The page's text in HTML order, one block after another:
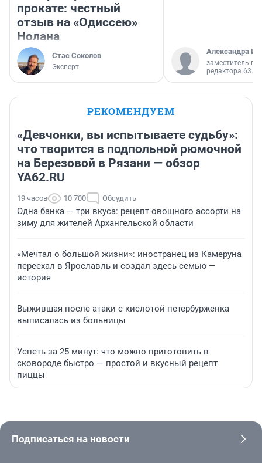
прокате: честный
отзыв на «Одиссею»
Нолана
Стас Соколов
Эксперт
Александра
заместитель
редактора 63.RU
РЕКОМЕНДУЕМ
«Девчонки, вы испытываете судьбу»:
что творится в подпольной рюмочной
на Березовой в Рязани — обзор
YA62.RU
19 часов 10 700 Обсудить
Одна банка — три вкуса: рецепт овощного ассорти на
зиму для жителей Архангельской области
«Мечтал о большой жизни»: иностранец из Камеруна
переехал в Ярославль и создал здесь семью —
история
Выжившая после атаки с кислотой петербурженка
выписалась из больницы
Успеть за 25 минут: что можно приготовить в
сковороде быстро — простой и вкусный рецепт
пиццы
Подписаться на новости